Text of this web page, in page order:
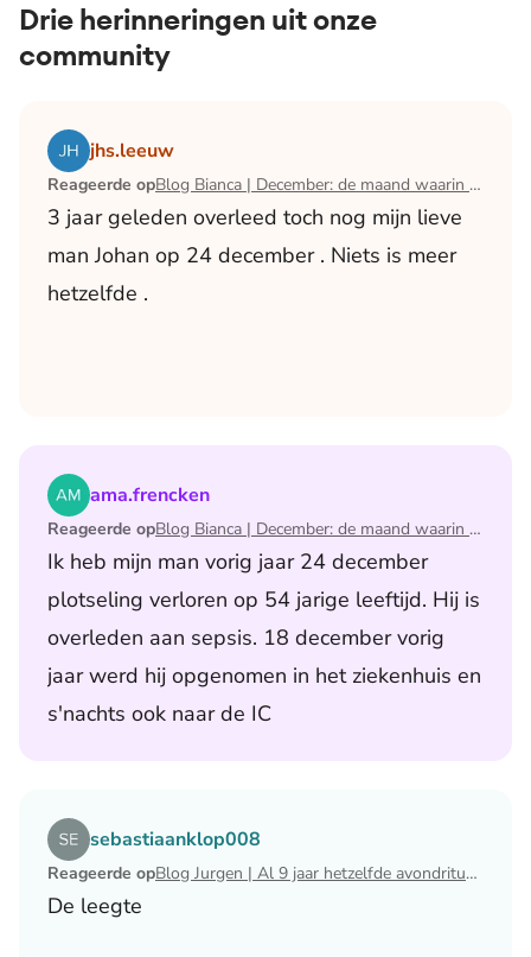
Drie herinneringen uit onze
community
jhs.leeuw
Reageerde op Blog Bianca | December: de maand waarin ik mijn man verloor
3 jaar geleden overleed toch nog mijn lieve
man Johan op 24 december . Niets is meer
hetzelfde .
Lees het artikel Blog Bianca | December: de maand
ama.frencken
Reageerde op Blog Bianca | December: de maand waarin ik mijn man verloor
Ik heb mijn man vorig jaar 24 december
plotseling verloren op 54 jarige leeftijd. Hij is
overleden aan sepsis. 18 december vorig
jaar werd hij opgenomen in het ziekenhuis en
s'nachts ook naar de IC
Lees het artikel Blog Bianca | December: de maand
sebastiaanklop008
Reageerde op Blog Jurgen | Al 9 jaar hetzelfde avondritueel
De leegte
Lees het artikel Blog Jurgen | Al 9 jaar hetzelfde